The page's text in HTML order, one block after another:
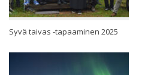
Syvä taivas -tapaaminen 2025